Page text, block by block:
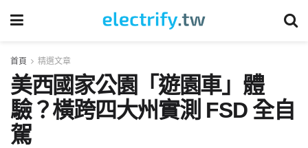
首頁 精選文章
美西國家公園「遊園車」體
驗？橫跨四大州實測 FSD 全自
駕